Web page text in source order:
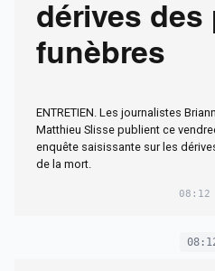
dérives des
funèbres
ENTRETIEN. Les journalistes
Matthieu Slisse publient ce
enquête saisissante sur les
de la mort.
08:12